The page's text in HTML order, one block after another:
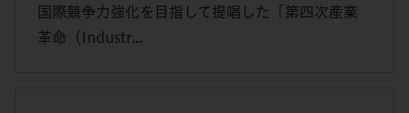
国際競争力強化を目指して提唱した「第四次産業
革命（Industr...